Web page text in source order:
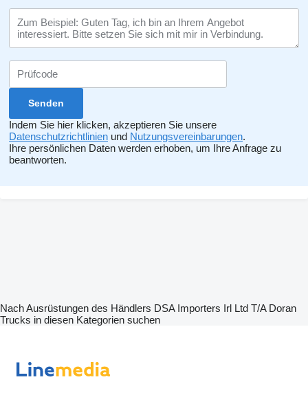
Indem Sie hier klicken, akzeptieren Sie unsere
Datenschutzrichtlinien und Nutzungsvereinbarungen.
Ihre persönlichen Daten werden erhoben, um Ihre Anfrage zu
beantworten.
Nach Ausrüstungen des Händlers DSA Importers Irl Ltd T/A Doran
Trucks in diesen Kategorien suchen